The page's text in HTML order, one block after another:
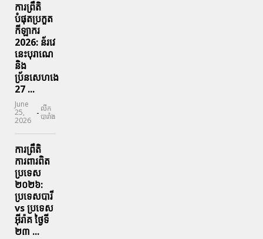
ការព្រឹតិ
បំផុតប្រកួត
កីឡាករ
2026: ន័រវេ
នេះបុរាណេ
និង
ប្រ័នសេហងេ
27 ...
June
25,
2026
- លីក
បារាំង
ការព្រឹតិ
ការពារ​ពិត
ប្រទេស
២០២៦:
ប្រទេសបារី
vs ប្រទេស
អ៊ីរ៉ាគ ថ្ងៃទី​
២៣ ...